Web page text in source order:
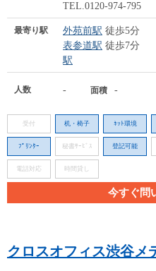
TEL.0120-974-795
最寄り駅 外苑前駅 徒歩5分
表参道駅 徒歩7分
駅
人数 - 面積 -
受付 机・椅子 ﾈｯﾄ環境
ﾌﾟﾘﾝﾀｰ 秘書ｻｰﾋﾞｽ 登記可能
電話対応 時間貸し
今すぐ問
クロスオフィス渋谷メ